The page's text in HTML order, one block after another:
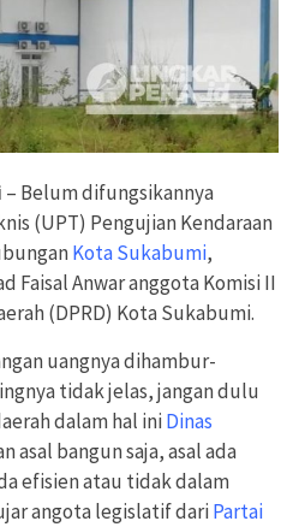
– Belum difungsikannya
(UPT) Pengujian Kendaraan
Kota Sukabumi,
Faisal Anwar anggota Komisi II
(DPRD) Kota Sukabumi.
uangnya dihambur-
tidak jelas, jangan dulu
dalam hal iniDinas
asal bangun saja, asal ada
efisien atau tidak dalam
angota legislatif dariPartai